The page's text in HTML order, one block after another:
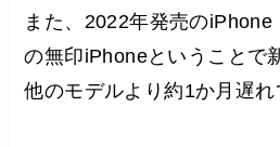
また、2022年発売の
の無印iPhoneということで
他のモデルより約1か月遅れ